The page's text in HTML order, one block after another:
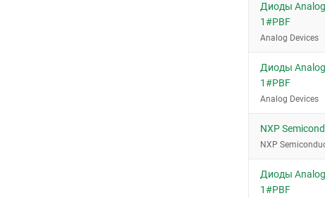
Диоды Analog
1#PBF
Analog Devices
Диоды Analog
1#PBF
Analog Devices
NXP
NXP
Диоды Analog
1#PBF